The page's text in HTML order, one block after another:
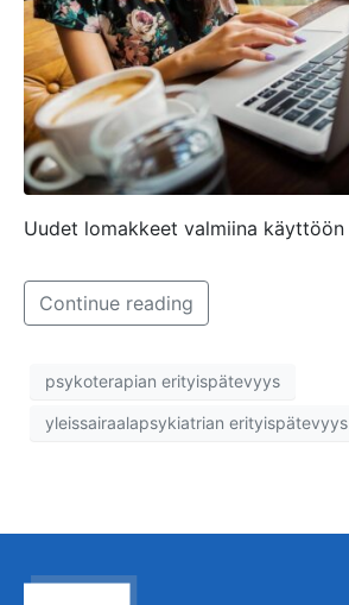
Uudet lomakkeet valmiina käyttöön
Continue reading
psykoterapian erityispätevyys
yleissairaalapsykiatrian erityispätevyys